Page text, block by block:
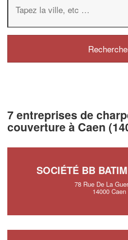
7 entreprises de
couverture à Caen
SOCIÉTÉ BB
78 Rue De La
14000 Caen